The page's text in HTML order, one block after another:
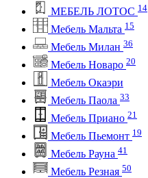
МЕБЕЛЬ ЛОТОС 14
Мебель Мальта 15
Мебель Милан 36
Мебель Новаро 20
Мебель Окаэри
Мебель Паола 33
Мебель Приано 21
Мебель Пьемонт 19
Мебель Рауна 41
Мебель Резная 50